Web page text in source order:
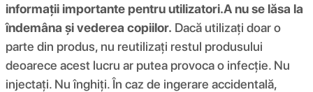
informații importante pentru utilizatori.A nu se lăsa la
îndemâna și vederea copiilor. Dacă utilizați doar o
parte din produs, nu reutilizați restul produsului
deoarece acest lucru ar putea provoca o infecție. Nu
injectați. Nu înghiți. În caz de ingerare accidentală,